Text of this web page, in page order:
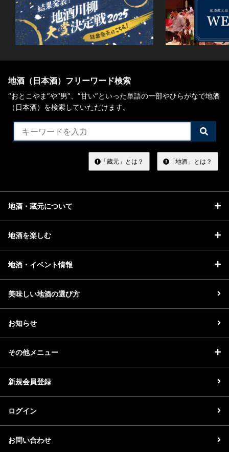
地酒（日本酒）フリーワード検索
“おとこやま”や“男”、”甘い”といった単語の一部やひらがなで地酒
（日本酒）を検索していただけます。
検
索
す
る
「蔵元」とは？ 「地酒」とは？
地酒・蔵元について
地酒を楽しむ
地酒・イベント情報
美味しい地酒の選び方
お知らせ
その他メニュー
新規会員登録
ログイン
お問い合わせ